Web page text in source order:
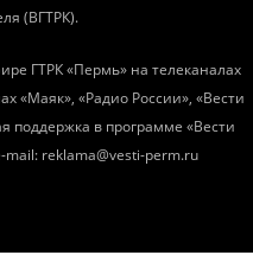
(ВГТРК).
ГТРК «Пермь» на телеканалах
«Маяк», «Радио России», «Вести
в программе «Вести
mail: reklama@vesti-perm.ru